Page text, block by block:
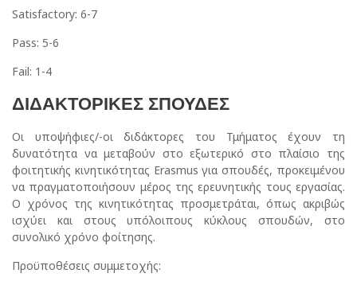
Satisfactory: 6-7
Pass: 5-6
Fail: 1-4
ΔΙΔΑΚΤΟΡΙΚΕΣ ΣΠΟΥΔΕΣ
Οι υποψήφιες/-οι διδάκτορες του Τμήματος έχουν τη
δυνατότητα να μεταβούν στο εξωτερικό στο πλαίσιο της
φοιτητικής κινητικότητας Erasmus για σπουδές, προκειμένου
να πραγματοποιήσουν μέρος της ερευνητικής τους εργασίας.
Ο χρόνος της κινητικότητας προσμετράται, όπως ακριβώς
ισχύει και στους υπόλοιπους κύκλους σπουδών, στο
συνολικό χρόνο φοίτησης.
Προϋποθέσεις συμμετοχής: